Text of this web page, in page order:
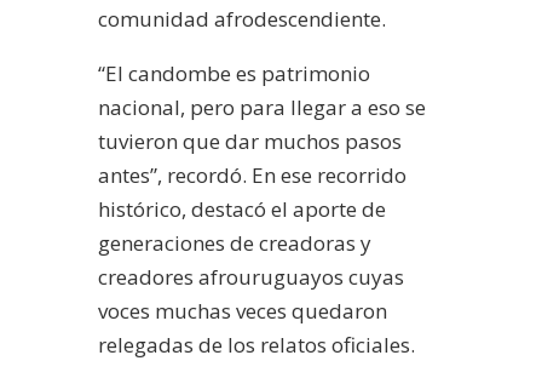
comunidad afrodescendiente.
“El candombe es patrimonio
nacional, pero para llegar a eso se
tuvieron que dar muchos pasos
antes”, recordó. En ese recorrido
histórico, destacó el aporte de
generaciones de creadoras y
creadores afrouruguayos cuyas
voces muchas veces quedaron
relegadas de los relatos oficiales.